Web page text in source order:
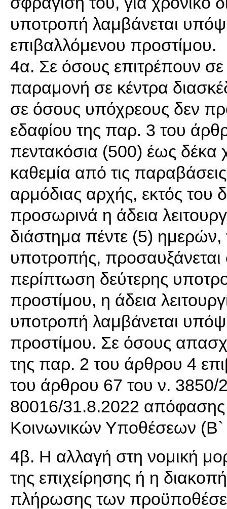
υποτροπή λαμβάνεται
επιβαλλόμενου προστίμου.
4α. Σε όσους επιτρέπουν σε
παραμονή σε κέντρα
σε όσους υπόχρεους δεν
εδαφίου της παρ. 3 του
πεντακόσια (500) έως δέκα
καθεμία από τις
αρμόδιας αρχής, εκτός του
προσωρινά η άδεια
διάστημα πέντε (5)
υποτροπής, προσαυξάνεται
περίπτωση δεύτερης
προστίμου, η άδεια
υποτροπή λαμβάνεται
προστίμου. Σε όσους
της παρ. 2 του άρθρου 4
του άρθρου 67 του ν. 3850/
80016/31.8.2022 απόφασης
Κοινωνικών Υποθέσεων
4β. Η αλλαγή στη νομική
της επιχείρησης ή η
πλήρωσης των